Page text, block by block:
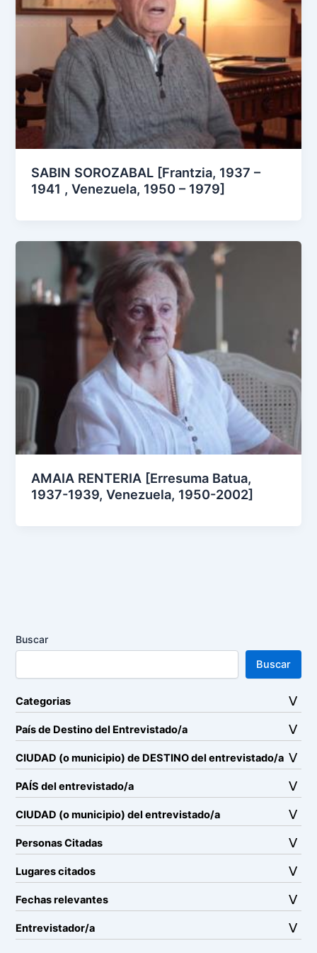
SABIN SOROZABAL [Frantzia, 1937 –
1941 , Venezuela, 1950 – 1979]
AMAIA RENTERIA [Erresuma Batua,
1937-1939, Venezuela, 1950-2002]
Buscar
Buscar
Categorias
País de Destino del Entrevistado/a
CIUDAD (o municipio) de DESTINO del entrevistado/a
PAÍS del entrevistado/a
CIUDAD (o municipio) del entrevistado/a
Personas Citadas
Lugares citados
Fechas relevantes
Entrevistador/a